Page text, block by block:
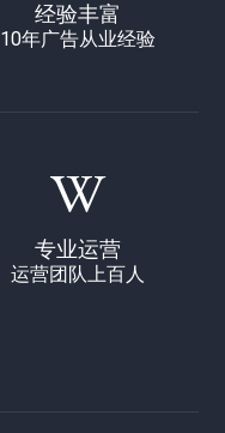
经验丰富
10年广告从业经验
专业运营
运营团队上百人